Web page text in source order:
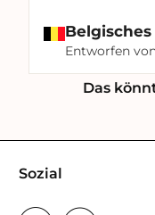
Entworfen
Das
Sozial